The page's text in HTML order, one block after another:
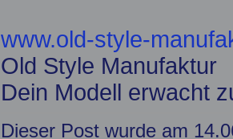
www.old-style-
Old Style Manufaktur
Dein Modell erwacht
Dieser Post wurde am